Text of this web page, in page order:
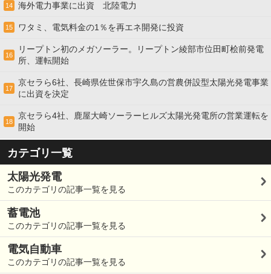
14 海外電力事業に出資 北陸電力
15 ワタミ、電気料金の1％を再エネ開発に投資
16
リープトン初のメガソーラー。リープトン綾部市位田町桧前発電
所、運転開始
17
京セラら6社、長崎県佐世保市宇久島の営農併設型太陽光発電事業
に出資を決定
18
京セラら4社、鹿屋大崎ソーラーヒルズ太陽光発電所の営業運転を
開始
カテゴリ一覧
太陽光発電
このカテゴリの記事一覧を見る
蓄電池
このカテゴリの記事一覧を見る
電気自動車
このカテゴリの記事一覧を見る